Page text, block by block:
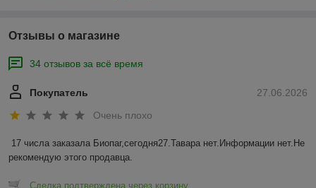
Отзывы о магазине
34 отзывов за всё время
27.06.2026
Покупатель
Очень плохо
17 числа заказала Биопаг,сегодня27.Тавара нет.Информации нет.Не
рекомендую этого продавца.
Сделка подтверждена через корзину